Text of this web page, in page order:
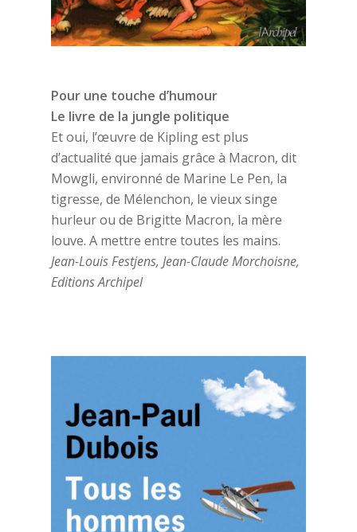
Pour une touche d’humour
Le livre de la jungle politique
Et oui, l’œuvre de Kipling est plus
d’actualité que jamais grâce à Macron, dit
Mowgli, environné de Marine Le Pen, la
tigresse, de Mélenchon, le vieux singe
hurleur ou de Brigitte Macron, la mère
louve. A mettre entre toutes les mains.
Jean-Louis Festjens, Jean-Claude Morchoisne,
Editions Archipel